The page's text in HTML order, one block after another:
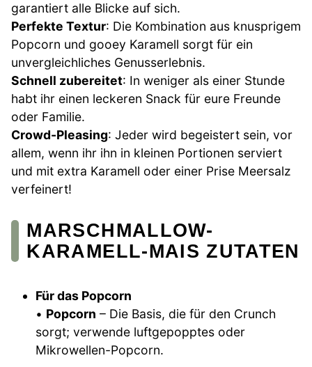
garantiert alle Blicke auf sich.
Perfekte Textur: Die Kombination aus knusprigem
Popcorn und gooey Karamell sorgt für ein
unvergleichliches Genusserlebnis.
Schnell zubereitet: In weniger als einer Stunde
habt ihr einen leckeren Snack für eure Freunde
oder Familie.
Crowd-Pleasing: Jeder wird begeistert sein, vor
allem, wenn ihr ihn in kleinen Portionen serviert
und mit extra Karamell oder einer Prise Meersalz
verfeinert!
MARSCHMALLOW-
KARAMELL-MAIS ZUTATEN
Für das Popcorn
• Popcorn – Die Basis, die für den Crunch
sorgt; verwende luftgepopptes oder
Mikrowellen-Popcorn.